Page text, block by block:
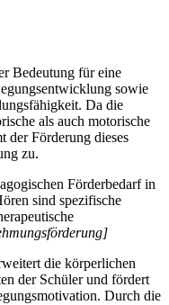
Bedeutung für eine
sowie
Da die
als auch motorische
der Förderung dieses
zu.
Förderbedarf in
sind spezifische
die körperlichen
der Schüler und fördert
Durch die